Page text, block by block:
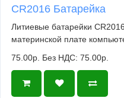
CR2016 Батарейка
Литиевые батарейки
материнской плате
75.00р. Без НДС: 75.00р.